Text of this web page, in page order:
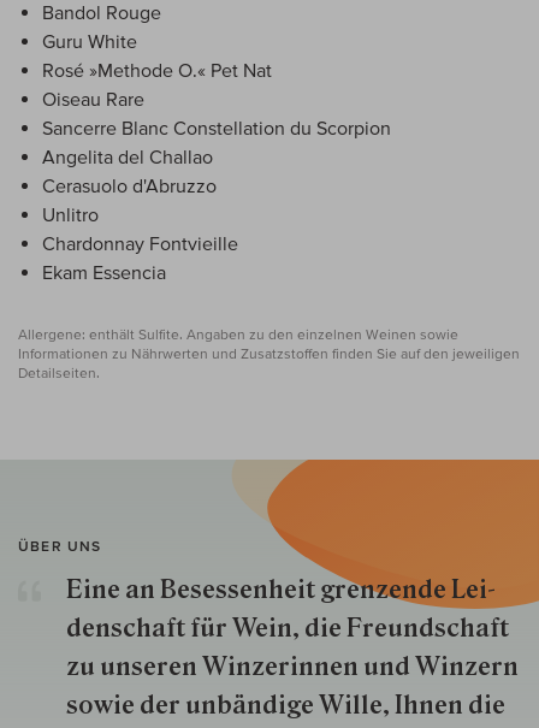
Bandol Rouge
Guru White
Rosé »Methode O.« Pet Nat
Oiseau Rare
Sancerre Blanc Constellation du Scorpion
Angelita del Challao
Cerasuolo d'Abruzzo
Unlitro
Chardonnay Fontvieille
Ekam Essencia
Allergene: enthält Sulfite. Angaben zu den einzelnen Weinen sowie
Informationen zu Nährwerten und Zusatzstoffen finden Sie auf den jeweiligen
Detailseiten.
ÜBER UNS
Eine an Besessenheit gren­zende Lei­
den­schaft für Wein, die Freund­schaft
zu unseren Win­zer­innen und Win­zern
so­wie der un­bän­dige Wille, Ihnen die